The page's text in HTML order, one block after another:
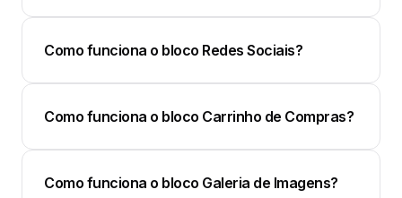
Como funciona o bloco Redes Sociais?
Como funciona o bloco Carrinho de Compras?
Como funciona o bloco Galeria de Imagens?